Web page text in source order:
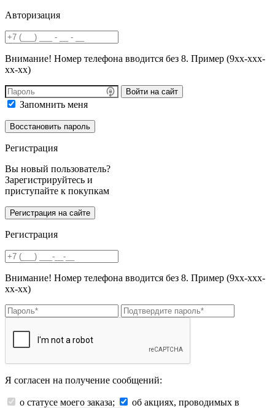
Авторизация
Внимание! Номер телефона вводится без 8. Пример (9хх-ххх-
хх-хх)
Войти на сайт
Запомнить меня
Регистрация
Вы новый пользователь?
Зарегистрируйтесь и
приступайте к покупкам
Регистрация
Внимание! Номер телефона вводится без 8. Пример (9хх-ххх-
хх-хх)
Я согласен на получение сообщений:
о статусе моего заказа;
об акциях, проводимых в